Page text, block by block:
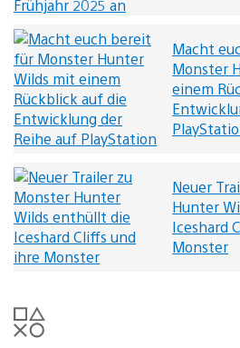
Macht
Monster
einem
Neuer
Hunter
Iceshard
Monster